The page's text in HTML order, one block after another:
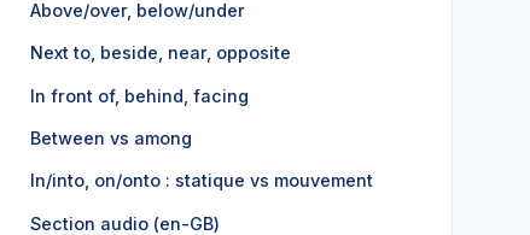
Above/over, below/under
Next to, beside, near, opposite
In front of, behind, facing
Between vs among
In/into, on/onto : statique vs mouvement
Section audio (en-GB)